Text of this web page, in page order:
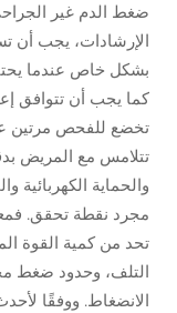
ضغط الدم غير
الإرشادات، يجب أن
بشكل خاص عندما
كما يجب أن تتوافق
تخضع للفحص مرتين
تتلامس مع المريض
والحماية الكهربائية
مجرد نقطة تحقق.
تحد من كمية القوة
التلف، وحدود ضغط